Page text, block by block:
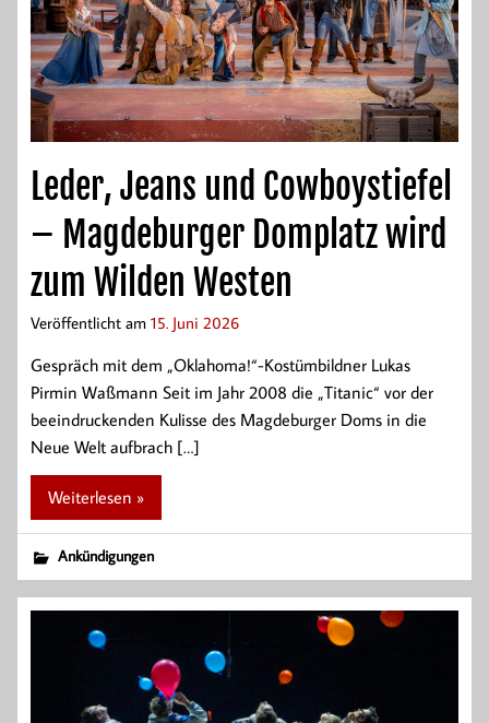
Leder, Jeans und Cowboystiefel
– Magdeburger Domplatz wird
zum Wilden Westen
Veröffentlicht am 15. Juni 2026
Gespräch mit dem „Oklahoma!“-Kostümbildner Lukas
Pirmin Waßmann Seit im Jahr 2008 die „Titanic“ vor der
beeindruckenden Kulisse des Magdeburger Doms in die
Neue Welt aufbrach […]
Weiterlesen »
Ankündigungen